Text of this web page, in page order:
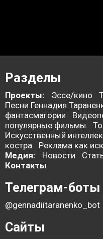
Разделы
Проекты: Эссе/кино
Песни Геннадия
фантасмагории
популярные фильмы
Искусственный
костра
Реклама как
Медия:
Новости
Контакты
Телеграм-боты
@gennadiitaranenko_bot
Сайты